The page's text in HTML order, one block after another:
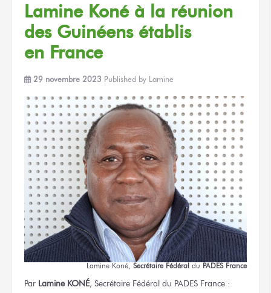
Lamine Koné à la réunion
des Guinéens établis
en France
29 novembre 2023 Published by Lamine
Lamine Koné, Secrétaire Fédéral du PADESFrance
Par LamineKONÉ, Secrétaire Fédéral du PADES France :